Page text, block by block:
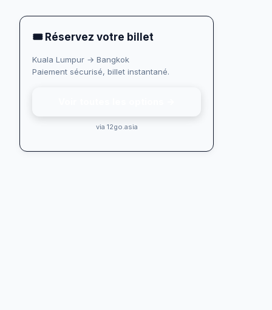
🎟 Réservez votre billet
Kuala Lumpur → Bangkok
Paiement sécurisé, billet instantané.
via 12go.asia